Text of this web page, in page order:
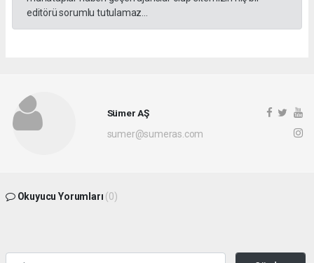
editörü sorumlu tutulamaz...
Sümer AŞ
sumer@sumeras.com
Okuyucu Yorumları (0)